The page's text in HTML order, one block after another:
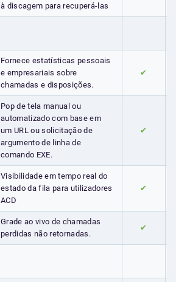
à discagem para recuperá-las
Fornece estatísticas pessoais
e empresariais sobre
chamadas e disposições.
✔
Pop de tela manual ou
automatizado com base em
um URL ou solicitação de
argumento de linha de
comando EXE.
✔
Visibilidade em tempo real do
estado da fila para utilizadores
ACD
✔
Grade ao vivo de chamadas
perdidas não retornadas.
✔